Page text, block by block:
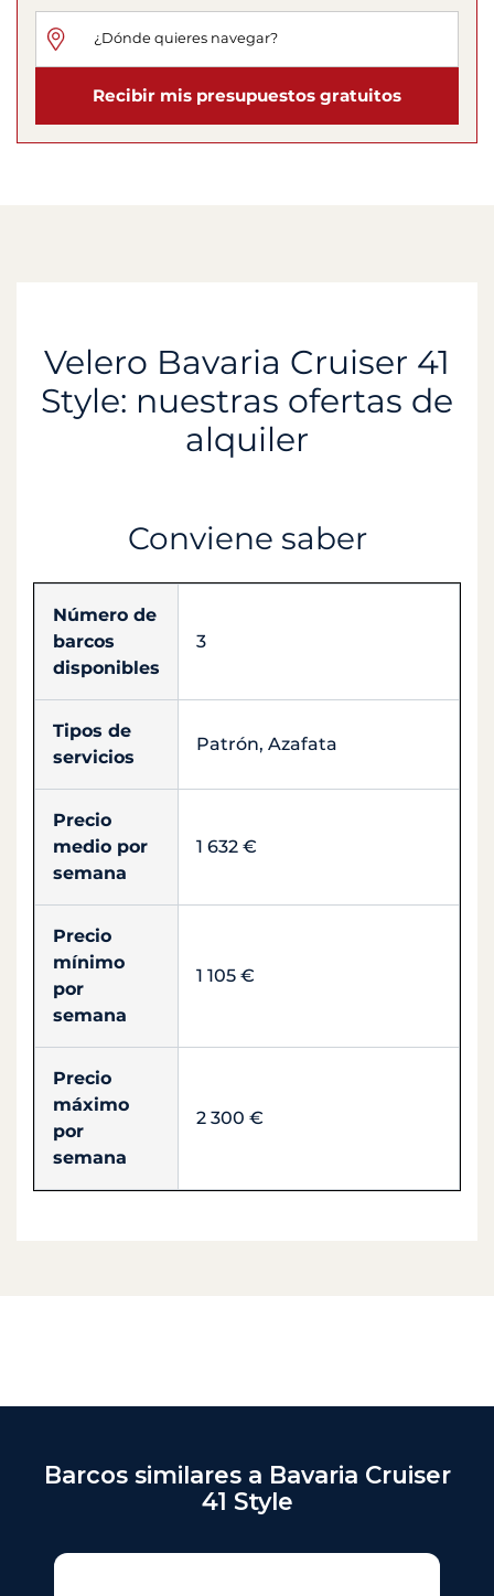
Recibir mis presupuestos gratuitos
Velero Bavaria Cruiser 41
Style: nuestras ofertas de
alquiler
Conviene saber
Número de
barcos
disponibles
3
Tipos de
servicios
Patrón, Azafata
Precio
medio por
semana
1 632 €
Precio
mínimo
por
semana
1 105 €
Precio
máximo
por
semana
2 300 €
Barcos similares a Bavaria Cruiser
41 Style